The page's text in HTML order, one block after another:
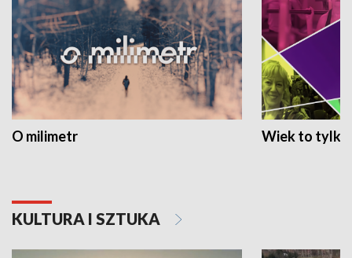
O milimetr Wiek to tylko
KULTURA I SZTUKA